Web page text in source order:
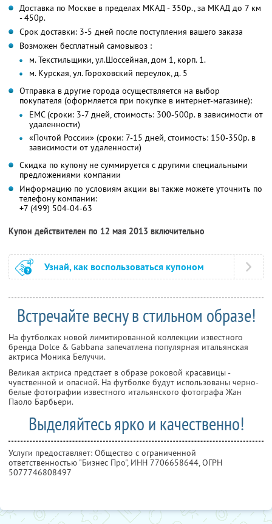
Доставка по Москве в пределах МКАД - 350р., за МКАД до 7 км
- 450р.
Срок доставки: 3-5 дней после поступления вашего заказа
Возможен бесплатный самовывоз :
м. Текстильщики, ул.Шоссейная, дом 1, корп. 1.
м. Курская, ул. Гороховский переулок, д. 5
Отправка в другие города осуществляется на выбор
покупателя (оформляется при покупке в интернет-магазине):
ЕМС (сроки: 3-7 дней, стоимость: 300-500р. в зависимости от
удаленности)
«Почтой России» (сроки: 7-15 дней, стоимость: 150-350р. в
зависимости от удаленности)
Скидка по купону не суммируется с другими специальными
предложениями компании
Информацию по условиям акции вы также можете уточнить по
телефону компании:
+7 (499) 504-04-63
Купон действителен по 12 мая 2013 включительно
Узнай, как воспользоваться купоном
Встречайте весну в стильном образе!
На футболках новой лимитированной коллекции известного
бренда Dolce & Gabbana запечатлена популярная итальянская
актриса Моника Белуччи.
Великая актриса предстает в образе роковой красавицы -
чувственной и опасной. На футболке будут использованы черно-
белые фотографии известного итальянского фотографа Жан
Паоло Барбьери.
Выделяйтесь ярко и качественно!
Услуги предоставляет: Общество с ограниченной
ответственностью "Бизнес Про", ИНН 7706658644, ОГРН
5077746808497